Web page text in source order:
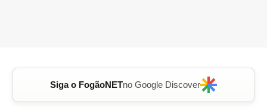
Siga o FogãoNETno Google Discover